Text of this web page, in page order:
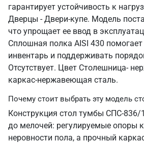
гарантирует устойчивость к
Дверцы - Двери-купе. Модель
что упрощает ее ввод в
Сплошная полка AISI 430
инвентарь и поддерживать
Отсутствует. Цвет Столешница-
каркас-нержавеющая сталь.
Почему стоит выбрать эту модель
Конструкция стол тумбы СПС-
до мелочей: регулируемые опоры
неровности пола, а прочный